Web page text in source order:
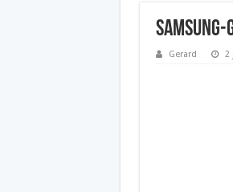
Samsung-
Gerard 2